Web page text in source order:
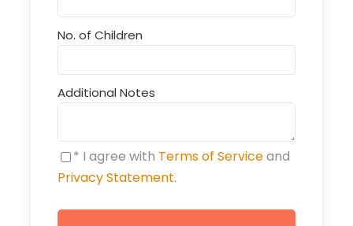
No. of Children
Additional Notes
* I agree with Terms of Serviceand
Privacy Statement.